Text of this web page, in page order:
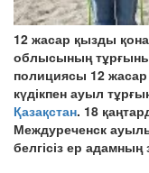
12 жасар қызды
облысының
полициясы 12
күдікпен ауыл
Қазақстан. 18
Междуреченск
белгісіз ер